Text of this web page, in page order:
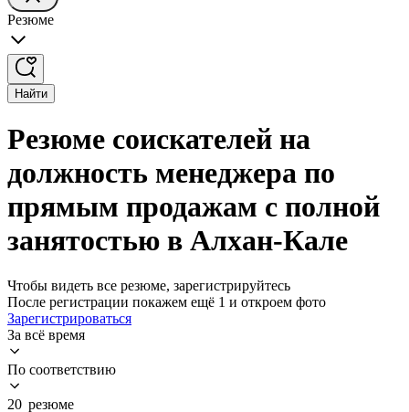
Резюме
Найти
Резюме соискателей на
должность менеджера по
прямым продажам с полной
занятостью в Алхан-Кале
Чтобы видеть все резюме, зарегистрируйтесь
После регистрации покажем ещё 1 и откроем фото
Зарегистрироваться
За всё время
По соответствию
20 резюме